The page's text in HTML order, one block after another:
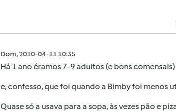
Dom, 2010-04-11 10:35
Há 1 ano éramos 7-9 adultos (e bons
e, confesso, que foi quando a Bimby foi menos
Quase só a usava para a sopa, às vezes pão e